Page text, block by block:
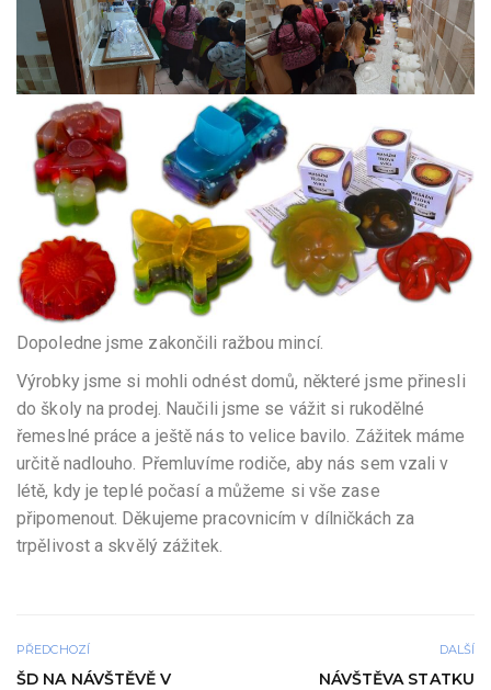
Dopoledne jsme zakončili ražbou mincí.
Výrobky jsme si mohli odnést domů, některé jsme přinesli
do školy na prodej. Naučili jsme se vážit si rukodělné
řemeslné práce a ještě nás to velice bavilo. Zážitek máme
určitě nadlouho. Přemluvíme rodiče, aby nás sem vzali v
létě, kdy je teplé počasí a můžeme si vše zase
připomenout. Děkujeme pracovnicím v dílničkách za
trpělivost a skvělý zážitek.
PŘEDCHOZÍ
ŠD NA NÁVŠTĚVĚ V
DALŠÍ
NÁVŠTĚVA STATKU